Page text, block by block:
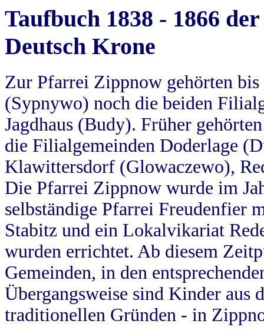
Taufbuch 1838 - 1866
Deutsch Krone
Zur Pfarrei Zippnow gehörten
(Sypnywo) noch die beiden
Jagdhaus (Budy). Früher
die Filialgemeinden Doderlage
Klawittersdorf (Glowaczewo),
Die Pfarrei Zippnow wurde im
selbständige Pfarrei Freudenfier
Stabitz und ein Lokalvikariat
wurden errichtet. Ab diesem
Gemeinden, in den
Übergangsweise sind Kinder aus
traditionellen Gründen - in